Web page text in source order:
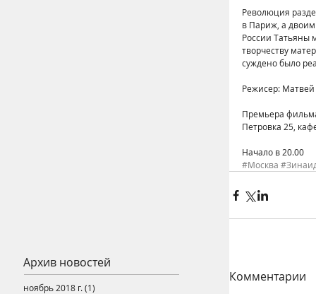
Архив новостей
ноябрь 2018 г.(1)
Революция
в Париж, а двоим
России Татьяны
творчеству
суждено было
Режисер:
Премьера
Петровка 25,
Начало в 20.00
#Москва
Комментарии